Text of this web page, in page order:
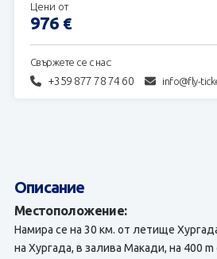
Свържете се с нас:
+359 877 78 74 60 info@fly-
Цени от
976 €
Описание
Местоположение:
Намира се на 30 км. от летище
на Хургада, в залива Макади, на 400